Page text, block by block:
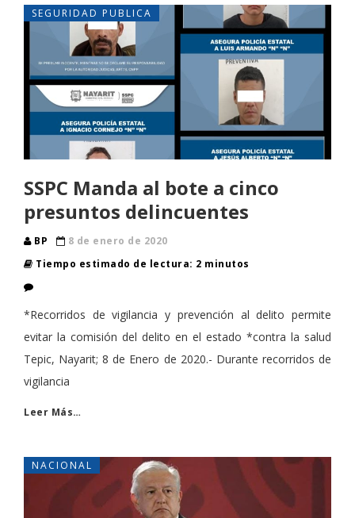
SEGURIDAD PUBLICA
SSPC Manda al bote a cinco
presuntos delincuentes
BP
8 de enero de 2020
Tiempo estimado de lectura: 2 minutos
*Recorridos de vigilancia y prevención al delito permite
evitar la comisión del delito en el estado *contra la salud
Tepic, Nayarit; 8 de Enero de 2020.- Durante recorridos de
vigilancia
Leer Más…
NACIONAL